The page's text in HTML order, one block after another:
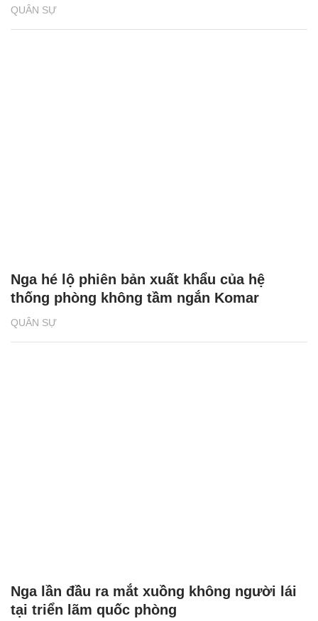
QUÂN SỰ
QUÂN SỰ
Nga hé lộ phiên bản xuất khẩu của hệ
thống phòng không tầm ngắn Komar
Nga lần đầu ra mắt xuồng không người lái
tại triển lãm quốc phòng